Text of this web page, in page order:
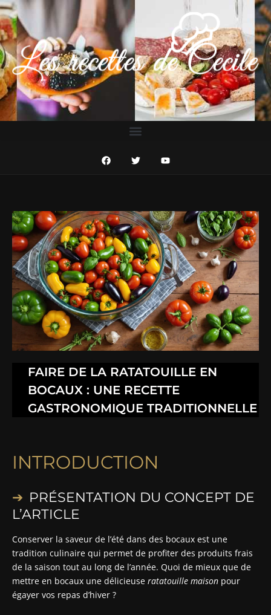
FAIRE DE LA RATATOUILLE EN
BOCAUX : UNE RECETTE
GASTRONOMIQUE TRADITIONNELLE
INTRODUCTION
PRÉSENTATION DU CONCEPT DE
L’ARTICLE
Conserver la saveur de l’été dans des bocaux est une
tradition culinaire qui permet de profiter des produits frais
de la saison tout au long de l’année. Quoi de mieux que de
mettre en bocaux une délicieuse ratatouille maison pour
égayer vos repas d’hiver ?